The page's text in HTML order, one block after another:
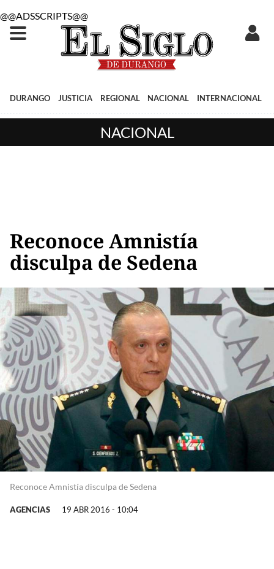
@@ADSSCRIPTS@@
DURANGO JUSTICIA REGIONAL NACIONAL INTERNACIONAL
NACIONAL
Reconoce Amnistía
disculpa de Sedena
Reconoce Amnistía disculpa de Sedena
AGENCIAS 19 ABR 2016 - 10:04